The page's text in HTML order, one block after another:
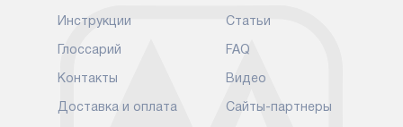
Инструкции
Глоссарий
Контакты
Доставка и оплата
Статьи
FAQ
Видео
Сайты-партнеры